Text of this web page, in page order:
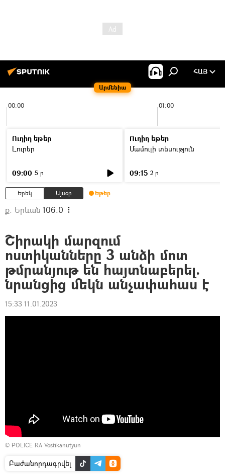
Արմենիա
ՀԱՅ
00:00 01:00
Ուղիղ եթեր
Լուրեր
09:00 5 ր
Ուղիղ եթեր
Մամուլի տեսություն
09:15 2 ր
Երեկ Այսօր Եթեր
ք. Երևան 106.0
Շիրակի մարզում
ոստիկանները 3 անձի մոտ
թմրանյութ են հայտնաբերել.
նրանցից մեկն անչափահաս է
15:33 11.01.2023
© POLICE RA Vostikanutyun
Բաժանորդագրվել